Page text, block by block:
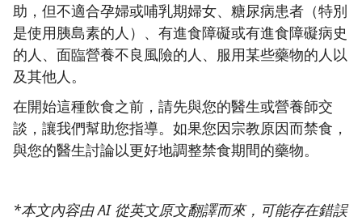
助，但不適合孕婦或哺乳期婦女、糖尿病患者（特別
是使用胰島素的人）、有進食障礙或有進食障礙病史
的人、面臨營養不良風險的人、服用某些藥物的人以
及其他人。
在開始這種飲食之前，請先與您的醫生或營養師交
談，讓我們幫助您指導。如果您因宗教原因而禁食，
與您的醫生討論以更好地調整禁食期間的藥物。
*本文內容由 AI 從英文原文翻譯而來，可能存在錯誤